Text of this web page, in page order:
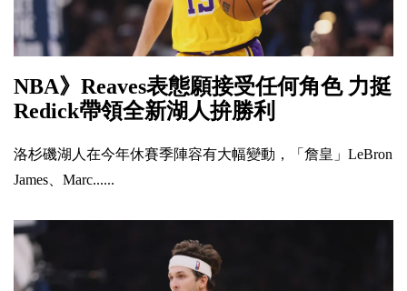
NBA》Reaves表態願接受任何角色 力挺
Redick帶領全新湖人拚勝利
洛杉磯湖人在今年休賽季陣容有大幅變動，「詹皇」LeBron
James、Marc......